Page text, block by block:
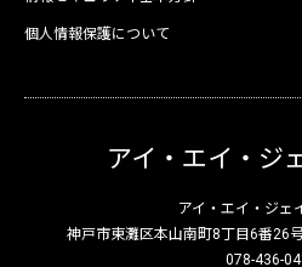
個人情報保護について
アイ・エイ・ジ
アイ・エイ・ジェ
神戸市東灘区本山南町8丁目6番26
078-436-